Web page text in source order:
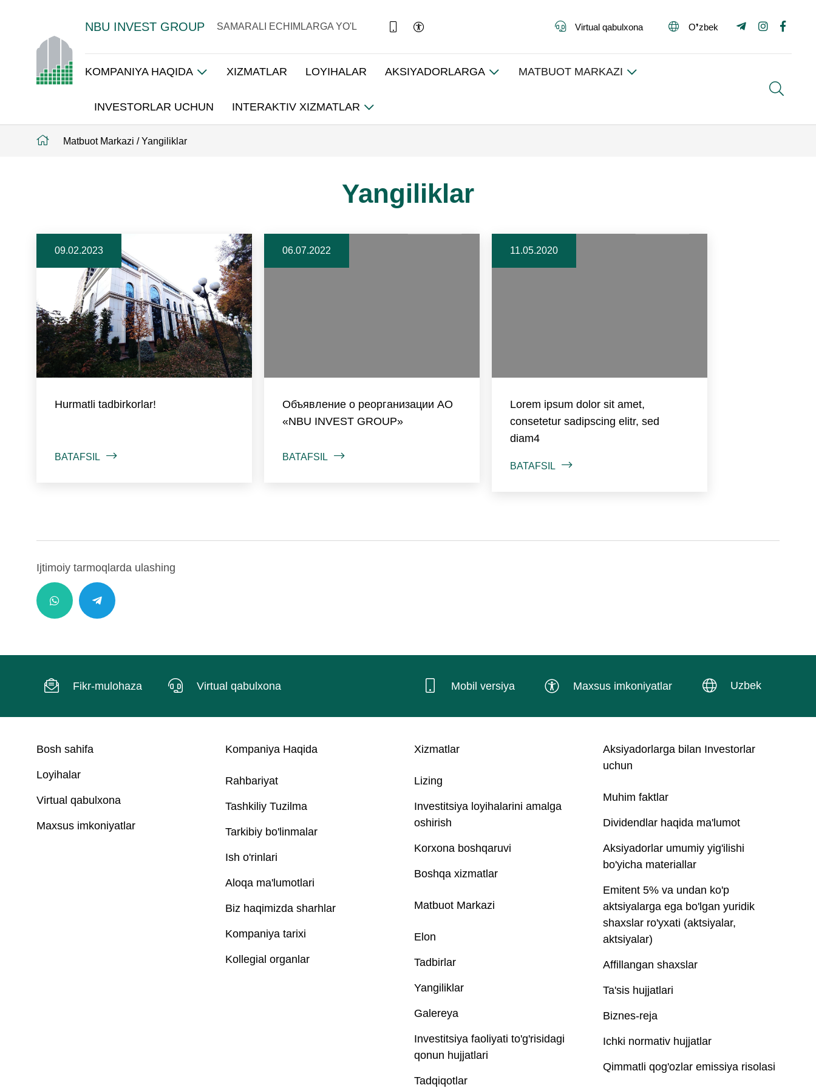
NBU INVEST GROUP SAMARALI ECHIMLARGA YO'L Virtual qabulxona O❜zbek
KOMPANIYA HAQIDA XIZMATLAR LOYIHALAR AKSIYADORLARGA MATBUOT MARKAZI
INVESTORLAR UCHUN INTERAKTIV XIZMATLAR
Matbuot Markazi / Yangiliklar
Yangiliklar
09.02.2023
Hurmatli tadbirkorlar!
BATAFSIL
06.07.2022
Объявление о реорганизации АО
«NBU INVEST GROUP»
BATAFSIL
11.05.2020
Lorem ipsum dolor sit amet,
consetetur sadipscing elitr, sed
diam4
BATAFSIL
Ijtimoiy tarmoqlarda ulashing
Fikr-mulohaza Virtual qabulxona Mobil versiya Maxsus imkoniyatlar Uzbek
Bosh sahifa
Loyihalar
Virtual qabulxona
Maxsus imkoniyatlar
Kompaniya Haqida
Rahbariyat
Tashkiliy Tuzilma
Tarkibiy bo'linmalar
Ish o'rinlari
Aloqa ma'lumotlari
Biz haqimizda sharhlar
Kompaniya tarixi
Kollegial organlar
Xizmatlar
Lizing
Investitsiya loyihalarini amalga
oshirish
Korxona boshqaruvi
Boshqa xizmatlar
Matbuot Markazi
Elon
Tadbirlar
Yangiliklar
Galereya
Investitsiya faoliyati to'g'risidagi
qonun hujjatlari
Tadqiqotlar
Aksiyadorlarga bilan Investorlar
uchun
Muhim faktlar
Dividendlar haqida ma'lumot
Aksiyadorlar umumiy yig'ilishi
bo'yicha materiallar
Emitent 5% va undan ko'p
aktsiyalarga ega bo'lgan yuridik
shaxslar ro'yxati (aktsiyalar,
aktsiyalar)
Affillangan shaxslar
Ta'sis hujjatlari
Biznes-reja
Ichki normativ hujjatlar
Qimmatli qog'ozlar emissiya risolasi